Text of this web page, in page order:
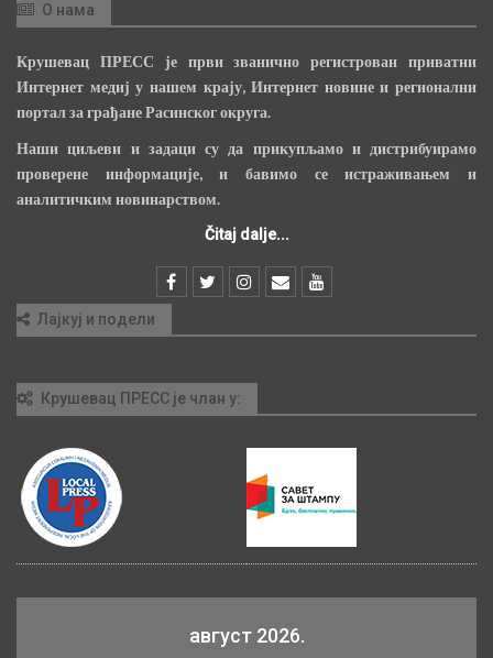
О нама
Крушевац ПРЕСС је први званично регистрован приватни
Интернет медиј у нашем крају, Интернет новине и регионални
портал за грађане Расинског округа.
Наши циљеви и задаци су да прикупљамо и дистрибуирамо
проверене информације, и бавимо се истраживањем и
аналитичким новинарством.
Čitaj dalje...
Лајкуј и подели
Крушевац ПРЕСС је члан у:
август 2026.